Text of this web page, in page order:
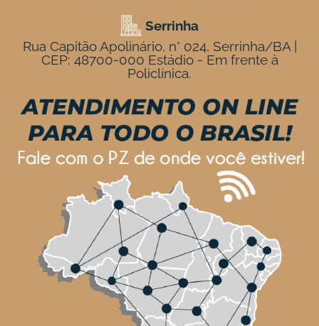
Serrinha
Rua Capitão Apolinário, n° 024, Serrinha/BA |
CEP: 48700-000 Estádio - Em frente à
Policlínica.